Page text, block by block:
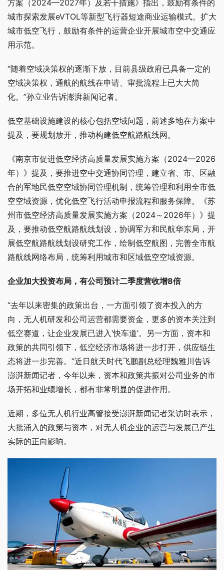
方案（2024—2027年）及若干措施》指出，鼓励有条件的
城市探索发展eVTOL等新型飞行器短途商业运输模式。扩大
城市低空飞行，鼓励有条件的运营企业开展城市空中交通应
用示范。
“随着空域决策权的逐渐下放，目前县级政府已具备一定的
空域决策权，通航的航线在申请、审批流程上已大大简
化。”孙立业告诉澎湃新闻记者。
低空基础设施建设的核心包括空域问题，前述多地在方案中
提及，要规划放开，推动构建低空航路航线网。
《南京市促进低空经济高质量发展实施方案（2024—2026
年）》提及，要推进空中交通协同管理，建立省、市、区融
合的军地民低空空域协同管理机制，统筹管理和利用全市低
空空域资源，优化低空飞行活动申报流程和服务保障。《苏
州市低空经济高质量发展实施方案（2024～2026年）》提
及，要推动低空航路航线划设，协调军方和民航华东局，开
展低空航路航线划设研究工作，绘制低空航图，完善全市航
路航线网络布局，统筹利用城市和区域低空空域资源。
企业加大投资布局，有公司预计二季度营收增8倍
“去年以来密集的政策出台，一方面引领了资本投入的方
向，无人机研发和公司运营都需要资金，更多的资本关注到
低空赛道，让企业发展已进入‘快车道’。另一方面，资本和
政策的共同引领下，低空经济市场将进一步打开，供应链生
态将进一步完善。”近日航天时代飞鹏副总经理魏雅川告诉
澎湃新闻记者，今年以来，资本和政策共振对公司业务的市
场开拓和业绩增长，都有非常明显的促进作用。
近期，多位无人机行业高管接受澎湃新闻记者采访时表示，
大批涌入的政策与资本，对无人机企业的运营与发展已产生
实际的正向影响。